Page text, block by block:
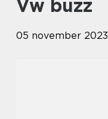
vw buzz
05 november 2023